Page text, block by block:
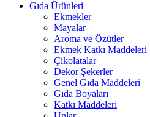
Gıda Ürünleri
Ekmekler
Mayalar
Aroma ve Özütler
Ekmek Katkı Maddeleri
Çikolatalar
Dekor Şekerler
Genel Gıda Maddeleri
Gıda Boyaları
Katkı Maddeleri